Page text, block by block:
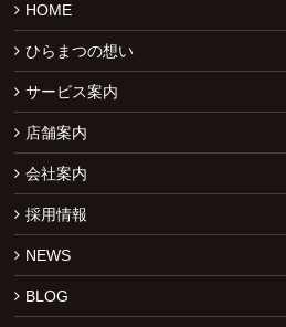
HOME
ひらまつの想い
サービス案内
店舗案内
会社案内
採用情報
NEWS
BLOG